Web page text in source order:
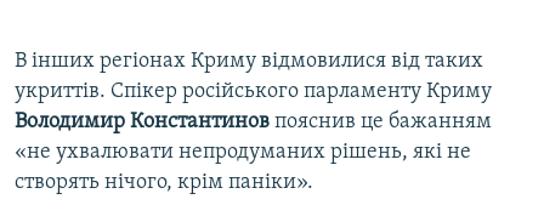
В інших регіонах Криму відмовилися від таких
укриттів. Спікер російського парламенту Криму
Володимир Константинов пояснив це бажанням
«не ухвалювати непродуманих рішень, які не
створять нічого, крім паніки».